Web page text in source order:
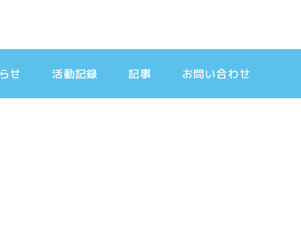
せ 活動記録 記事 お問い合わせ